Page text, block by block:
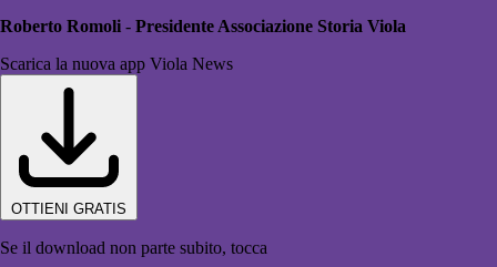
Roberto Romoli - Presidente Associazione Storia Viola
Scarica la nuova app Viola News
OTTIENI GRATIS
Se il download non parte subito, tocca